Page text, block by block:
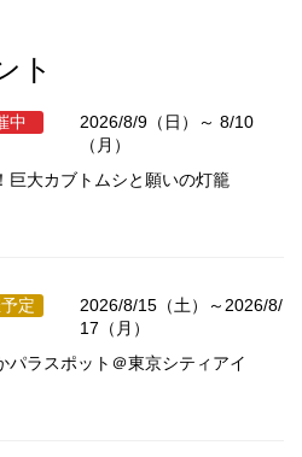
ト
中
2026/8/9（日）～ 8/10
（月）
巨大カブトムシと願いの灯籠
定
2026/8/15（土）～2026/8/
17（月）
パラスポット＠東京シティアイ